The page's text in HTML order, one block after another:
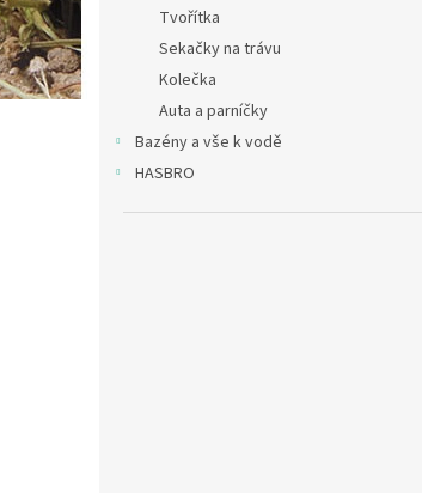
Tvořítka
Sekačky na trávu
Kolečka
Auta a parníčky
Bazény a vše k vodě
HASBRO